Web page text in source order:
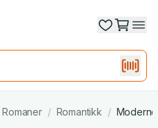
Romaner / Romantikk /